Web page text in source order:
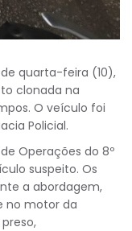
quarta-feira (10),
clonada na
O veículo foi
Policial.
Operações do 8º
suspeito. Os
a abordagem,
no motor da